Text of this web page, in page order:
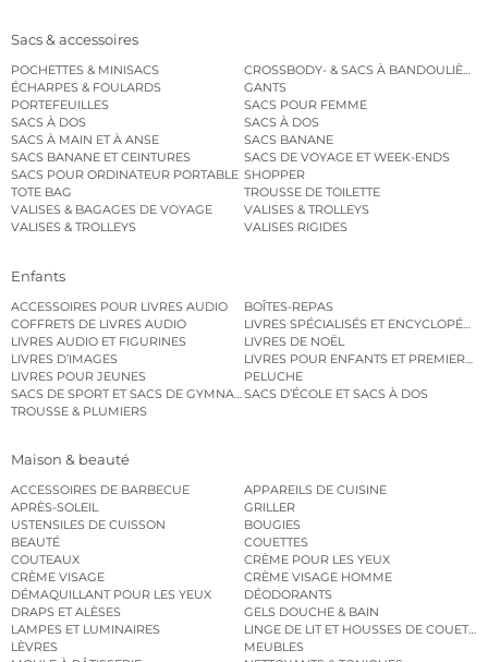
Sacs & accessoires
POCHETTES & MINISACS
CROSSBODY- & SACS À BANDOULIÈRE
ÉCHARPES & FOULARDS
GANTS
PORTEFEUILLES
SACS POUR FEMME
SACS À DOS
SACS À DOS
SACS À MAIN ET À ANSE
SACS BANANE
SACS BANANE ET CEINTURES
SACS DE VOYAGE ET WEEK-ENDS
SACS POUR ORDINATEUR PORTABLE SHOPPER
TOTE BAG
TROUSSE DE TOILETTE
VALISES & BAGAGES DE VOYAGE
VALISES & TROLLEYS
VALISES & TROLLEYS
VALISES RIGIDES
Enfants
ACCESSOIRES POUR LIVRES AUDIO
BOÎTES-REPAS
COFFRETS DE LIVRES AUDIO
LIVRES SPÉCIALISÉS ET
LIVRES AUDIO ET FIGURINES
LIVRES DE NOËL
LIVRES D’IMAGES
LIVRES POUR ENFANTS ET PREMIERS
LIVRES POUR JEUNES
PELUCHE
SACS DE SPORT ET SACS DE GYMNASTIQUESACS D’ÉCOLE ET SACS À DOS
TROUSSE & PLUMIERS
Maison & beauté
ACCESSOIRES DE BARBECUE
APPAREILS DE CUISINE
APRÈS-SOLEIL
GRILLER
USTENSILES DE CUISSON
BOUGIES
BEAUTÉ
COUETTES
COUTEAUX
CRÈME POUR LES YEUX
CRÈME VISAGE
CRÈME VISAGE HOMME
DÉMAQUILLANT POUR LES YEUX
DÉODORANTS
DRAPS ET ALÈSES
GELS DOUCHE & BAIN
LAMPES ET LUMINAIRES
LINGE DE LIT ET HOUSSES DE COUETTE
LÈVRES
MEUBLES